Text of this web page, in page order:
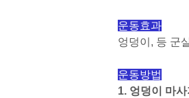
운동효과
엉덩이, 등 군
운동방법
1. 엉덩이 마사